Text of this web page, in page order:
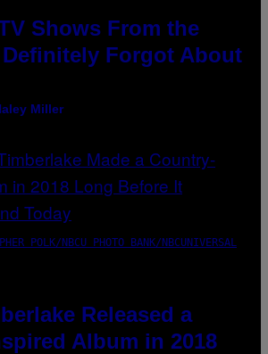
Shows From the
Definitely Forgot About
Miller
POLK/NBCU PHOTO BANK/NBCUNIVERSAL
Released a
Album in 2018